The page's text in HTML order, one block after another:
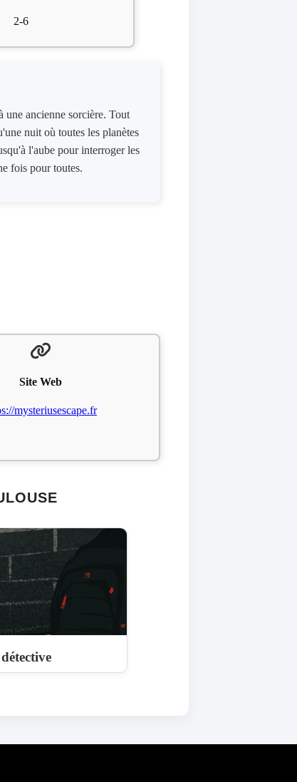
2-6
une ancienne sorcière. Tout
nuit où toutes les planètes
l'aube pour interroger les
fois pour toutes.
Site Web
mysteriusescape.fr